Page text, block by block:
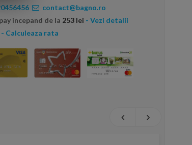
contact@bagno.ro
incepand de la 253 lei - Vezi detalii
- Calculeaza rata